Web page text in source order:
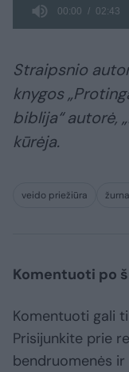
Straipsnio
knygos
biblija“ autorė,
kūrėja.
veido priežiūra
Komentuoti po
Komentuoti gali
Prisijunkite prie
bendruomenės